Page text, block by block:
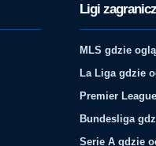
Ligi
MLS gdzie
La Liga gdzie
Premier
Bundesliga
Serie A gdzie